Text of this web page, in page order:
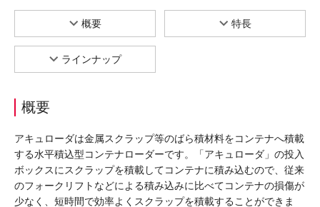
概要 特長
ラインナップ
概要
アキュローダは金属スクラップ等のばら積材料をコンテナへ積載
する水平積込型コンテナローダーです。「アキュローダ」の投入
ボックスにスクラップを積載してコンテナに積み込むので、従来
のフォークリフトなどによる積み込みに比べてコンテナの損傷が
少なく、短時間で効率よくスクラップを積載することができま